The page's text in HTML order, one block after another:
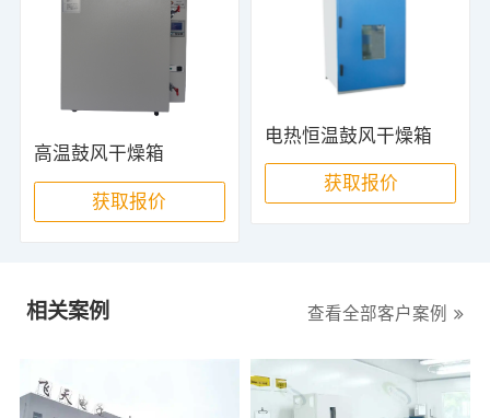
高温鼓风干燥箱
获取报价
电热恒温鼓风干燥箱
获取报价
相关案例 查看全部客户案例